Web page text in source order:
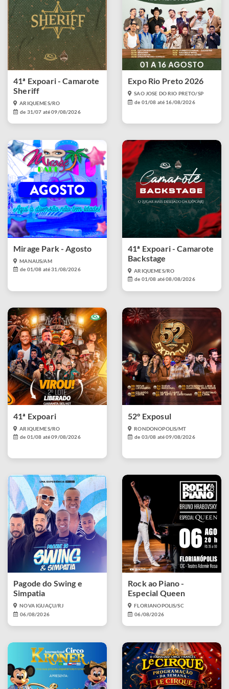
41ª Expoari - Camarote
Sheriff
ARIQUEMES/RO
de 31/07 até 09/08/2026
Expo Rio Preto 2026
SAO JOSE DO RIO PRETO/SP
de 01/08 até 16/08/2026
Mirage Park - Agosto
MANAUS/AM
de 01/08 até 31/08/2026
41ª Expoari - Camarote
Backstage
ARIQUEMES/RO
de 01/08 até 08/08/2026
41ª Expoari
ARIQUEMES/RO
de 01/08 até 09/08/2026
52° Exposul
RONDONOPOLIS/MT
de 03/08 até 09/08/2026
Pagode do Swing e
Simpatia
NOVA IGUAÇU/RJ
06/08/2026
Rock ao Piano -
Especial Queen
FLORIANOPOLIS/SC
06/08/2026